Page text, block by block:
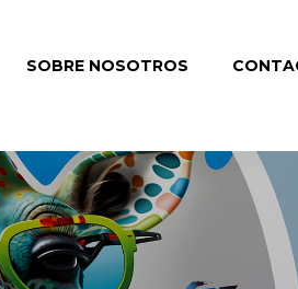
SOBRE NOSOTROS